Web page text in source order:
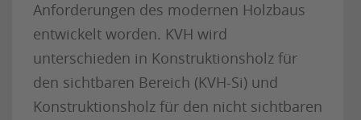
Anforderungen des modernen Holzbaus
entwickelt worden. KVH wird
unterschieden in Konstruktionsholz für
den sichtbaren Bereich (KVH-Si) und
Konstruktionsholz für den nicht sichtbaren